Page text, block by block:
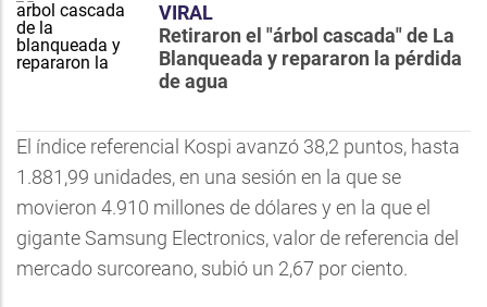
VIRAL
Retiraron el "árbol cascada" de La
Blanqueada y repararon la pérdida
de agua
El índice referencial Kospi avanzó 38,2 puntos, hasta
1.881,99 unidades, en una sesión en la que se
movieron 4.910 millones de dólares y en la que el
gigante Samsung Electronics, valor de referencia del
mercado surcoreano, subió un 2,67 por ciento.